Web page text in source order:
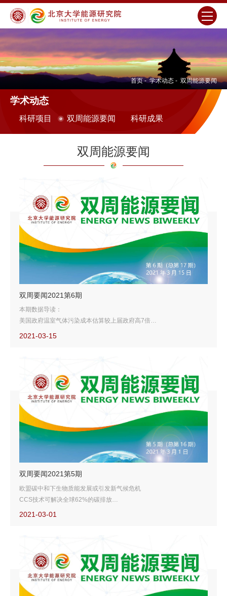
首页 - 学术动态 - 双周能源要闻
学术动态
科研项目 双周能源要闻 科研成果
双周能源要闻
双周要闻2021第6期
本期数据导读：
美国政府温室气体污染成本估算较上届政府高7倍
能源转型或致油价较此前预期低10美元/桶
2021-03-15
双周要闻2021第5期
欧盟碳中和下生物质能发展或引发新气候危机
CCS技术可解决全球62%的碳排放
石油巨头产量2028年达峰
2021-03-01